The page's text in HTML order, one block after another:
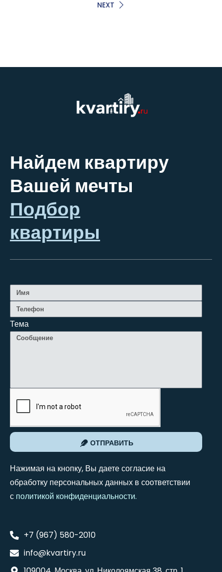
NEXT
Найдем квартиру
Вашей мечты
Подбор
квартиры
Тема
ОТПРАВИТЬ
Нажимая на кнопку, Вы даете согласие на
обработку персональных данных в соответствии
с политикой конфиденциальности.
+7 (967) 580-2010
info@kvartiry.ru